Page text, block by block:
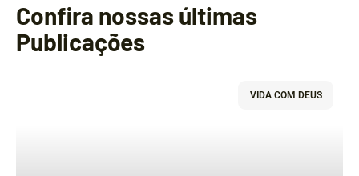
Confira nossas últimas
Publicações
VIDA COM DEUS